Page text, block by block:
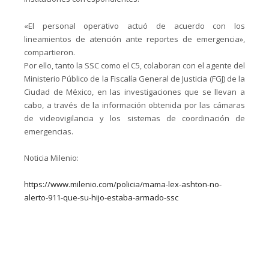
«El personal operativo actuó de acuerdo con los
lineamientos de atención ante reportes de emergencia»,
compartieron.
Por ello, tanto la SSC como el C5, colaboran con el agente del
Ministerio Público de la Fiscalía General de Justicia (FGJ) de la
Ciudad de México, en las investigaciones que se llevan a
cabo, a través de la información obtenida por las cámaras
de videovigilancia y los sistemas de coordinación de
emergencias.
Noticia Milenio:
https://www.milenio.com/policia/mama-lex-ashton-no-
alerto-911-que-su-hijo-estaba-armado-ssc